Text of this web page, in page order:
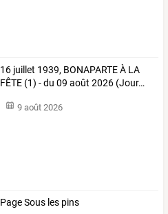
16 juillet 1939, BONAPARTEÀ LA
FÊTE (1) -du 09 août 2026 (Jour…
9 août 2026
Page Sous les pins